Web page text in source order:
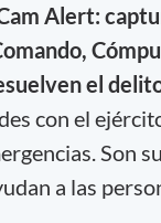
Alert:
el
con el
Son
a las